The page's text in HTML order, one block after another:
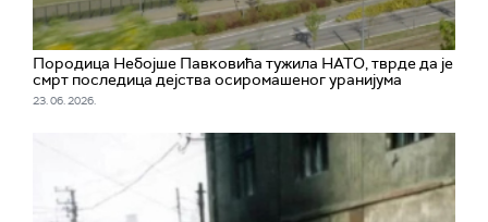
Породица Небојше Павковића тужила НАТО, тврде да је
смрт последица дејства осиромашеног уранијума
23. 06. 2026.